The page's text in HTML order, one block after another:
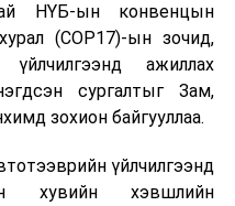
хүний амь насыг
байна
НҮБ-ын конвенцын
(COP17)-ын зочид,
үйлчилгээнд ажиллах
сургалтыг Зам,
зохион байгууллаа.
үйлчилгээнд
хувийн хэвшлийн